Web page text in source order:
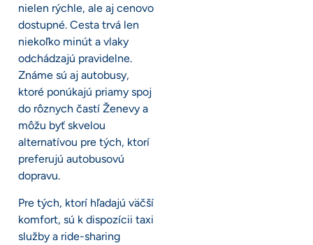
nielen rýchle, ale aj cenovo
dostupné. Cesta trvá len
niekoľko minút a vlaky
odchádzajú pravidelne.
Známe sú aj autobusy,
ktoré ponúkajú priamy spoj
do rôznych častí Ženevy a
môžu byť skvelou
alternatívou pre tých, ktorí
preferujú autobusovú
dopravu.
Pre tých, ktorí hľadajú väčší
komfort, sú k dispozícii taxi
služby a ride-sharing